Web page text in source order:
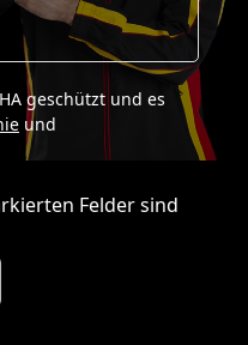
geschützt und es
und
Felder sind